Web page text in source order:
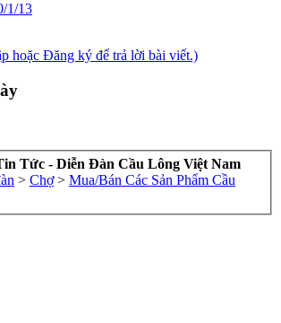
1/13
hoặc Đăng ký để trả lời bài viết.)
Tức - Diễn Đàn Cầu Lông Việt Nam
> Chợ > Mua/Bán Các Sản Phẩm Cầu